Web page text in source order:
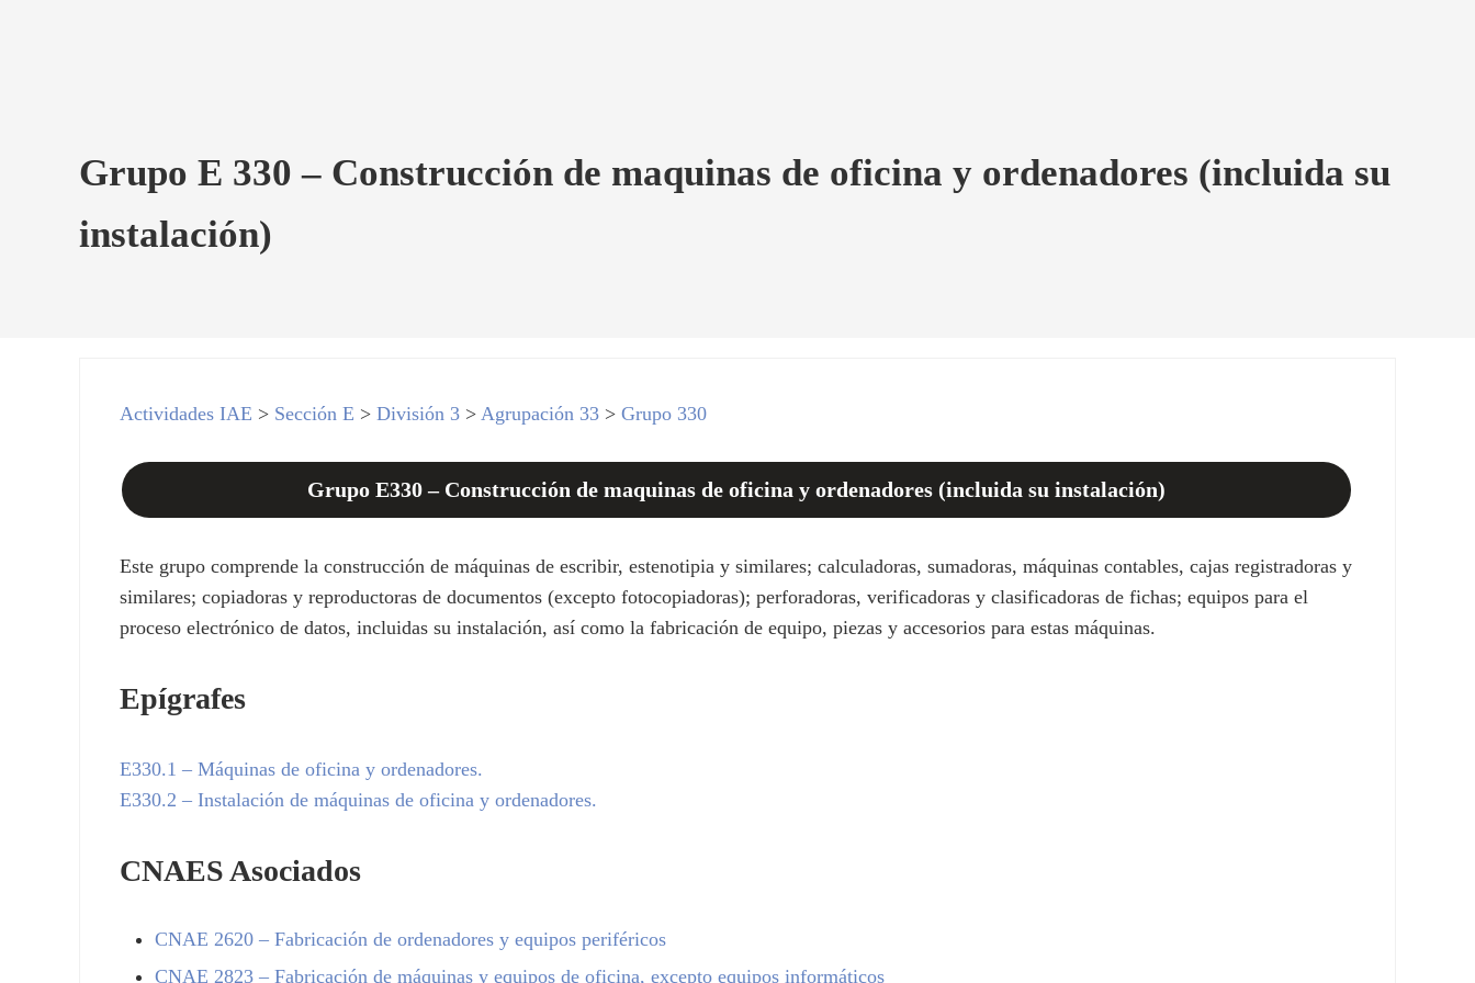
Grupo E 330 – Construcción de maquinas de oficina y ordenadores (incluida su
instalación)
Actividades IAE > Sección E >División 3 > Agrupación 33 >Grupo 330
Grupo E330 – Construcción de maquinas de oficina y ordenadores (incluida su instalación)
Este grupo comprende la construcción de máquinas de escribir, estenotipia y similares; calculadoras, sumadoras, máquinas contables, cajas registradoras y
similares; copiadoras y reproductoras de documentos (excepto fotocopiadoras); perforadoras, verificadoras y clasificadoras de fichas; equipos para el
proceso electrónico de datos, incluidas su instalación, así como la fabricación de equipo, piezas y accesorios para estas máquinas.
Epígrafes
E330.1 – Máquinas de oficina y ordenadores.
E330.2 – Instalación de máquinas de oficina y ordenadores.
CNAES Asociados
CNAE 2620– Fabricación de ordenadores y equipos periféricos
CNAE 2823– Fabricación de máquinas y equipos de oficina, excepto equipos informáticos